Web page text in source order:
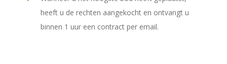
heeft u de rechten aangekocht en ontvangt u
binnen 1 uur een contract per email.